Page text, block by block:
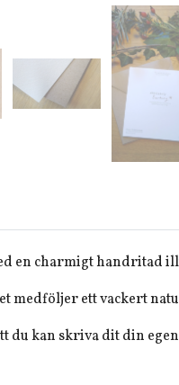
en charmigt handritad
medföljer ett vackert
du kan skriva dit din